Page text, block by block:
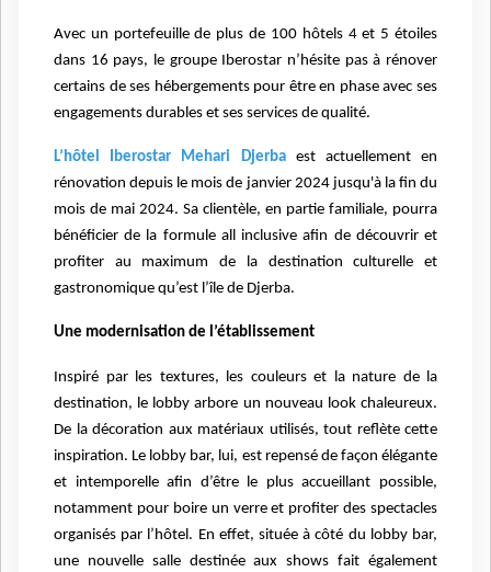
Avec un portefeuille de plus de 100 hôtels 4 et 5 étoiles
dans 16 pays, le groupe Iberostar n’hésite pas à rénover
certains de ses hébergements pour être en phase avec ses
engagements durables et ses services de qualité.
L’hôtel Iberostar Mehari Djerba est actuellement en
rénovation depuis le mois de janvier 2024 jusqu'à la fin du
mois de mai 2024. Sa clientèle, en partie familiale, pourra
bénéficier de la formule all inclusive afin de découvrir et
profiter au maximum de la destination culturelle et
gastronomique qu’est l’île de Djerba.
Une modernisation de l’établissement
Inspiré par les textures, les couleurs et la nature de la
destination, le lobby arbore un nouveau look chaleureux.
De la décoration aux matériaux utilisés, tout reflète cette
inspiration. Le lobby bar, lui, est repensé de façon élégante
et intemporelle afin d’être le plus accueillant possible,
notamment pour boire un verre et profiter des spectacles
organisés par l’hôtel. En effet, située à côté du lobby bar,
une nouvelle salle destinée aux shows fait également